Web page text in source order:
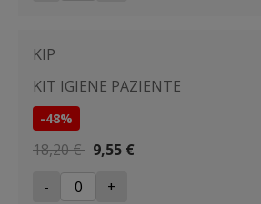
KIP
KIT IGIENE PAZIENTE
-48%
18,20 € 9,55 €
-
+